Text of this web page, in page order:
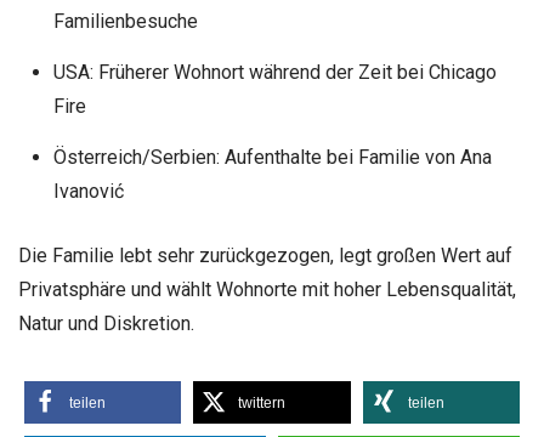
Familienbesuche
USA: Früherer Wohnort während der Zeit bei Chicago
Fire
Österreich/Serbien: Aufenthalte bei Familie von Ana
Ivanović
Die Familie lebt sehr zurückgezogen, legt großen Wert auf
Privatsphäre und wählt Wohnorte mit hoher Lebensqualität,
Natur und Diskretion.
teilen twittern teilen